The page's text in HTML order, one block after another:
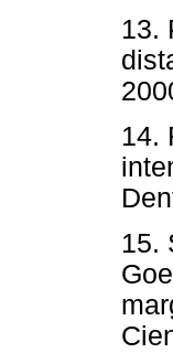
13.
14.
15.